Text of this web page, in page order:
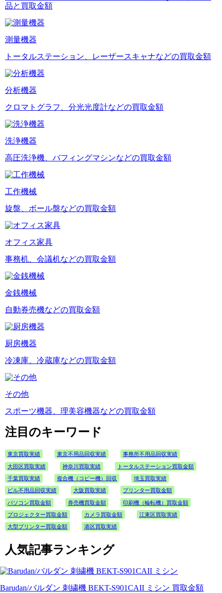
品と買取金額
測量機器
トータルステーション、レーザースキャナなどの買取金額
分析機器
クロマトグラフ、分光光度計などの買取金額
洗浄機器
高圧洗浄機、バフィングマシンなどの買取金額
工作機械
旋盤、ボール盤などの買取金額
オフィス家具
事務机、会議机などの買取金額
金銭機械
自動券売機などの買取金額
厨房機器
冷凍庫、冷蔵庫などの買取金額
その他
スポーツ機器、理美容機器などの買取金額
注目のキーワード
東京買取実績 東京不用品回収実績 事務所不用品回収実績
大田区買取実績 神奈川買取実績 トータルステーション買取金額
千葉買取実績 複合機（コピー機）回収 埼玉買取実績
ビル不用品回収実績 大阪買取実績 プリンター買取金額
パソコン買取金額 券売機買取金額 印刷機（輪転機）買取金額
プロジェクター買取金額 カメラ買取金額 江東区買取実績
大型プリンター買取金額 港区買取実績
人気記事ランキング
Barudan/バルダン 刺繍機 BEKT-S901CAII ミシン 買取金額